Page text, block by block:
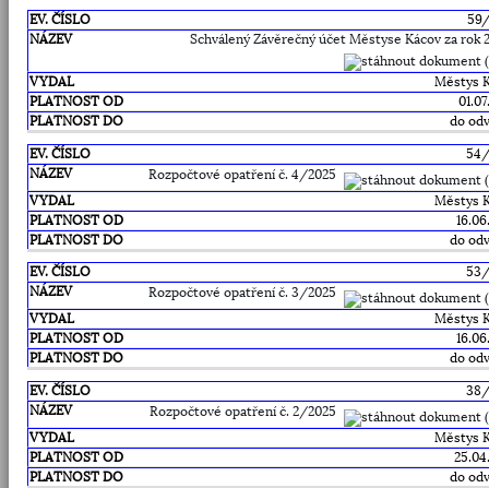
Schválený Závěrečný účet Městyse Kácov za rok
Městys
do
Rozpočtové opatření č. 4/2025
Městys
do
Rozpočtové opatření č. 3/2025
Městys
do
Rozpočtové opatření č. 2/2025
Městys
do